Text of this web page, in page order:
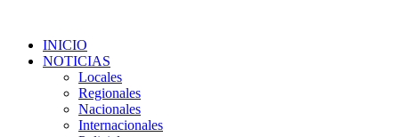
INICIO
NOTICIAS
Locales
Regionales
Nacionales
Internacionales